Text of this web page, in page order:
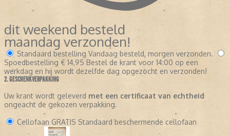
dit weekend besteld
maandag verzonden!
Standaard bestelling Vandaag besteld, morgen verzonden.
Spoedbestelling € 14,95 Bestel de krant voor 14:00 op een
werkdag en hij wordt dezelfde dag opgezocht en verzonden!
2. GESCHENKVERPAKKING
Uw krant wordt geleverd met een certificaat van echtheid
ongeacht de gekozen verpakking.
Cellofaan GRATIS Standaard beschermende cellofaan